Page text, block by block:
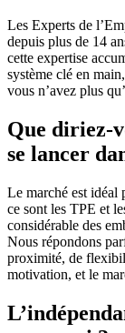
Les Experts de
depuis plus de 14
cette expertise
système clé en
vous n’avez plus
Que diriez-
se lancer
Le marché est idéal
ce sont les TPE et
considérable des
Nous répondons
proximité, de
motivation, et le